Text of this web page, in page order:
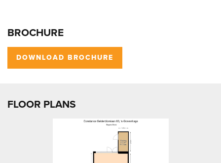
BROCHURE
DOWNLOAD BROCHURE
FLOOR PLANS